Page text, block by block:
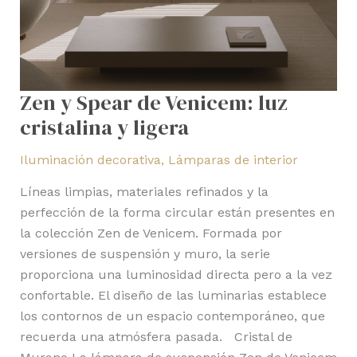
Zen y Spear de Venicem: luz
cristalina y ligera
Iluminación decorativa, Lámparas de interior
Líneas limpias, materiales refinados y la
perfección de la forma circular están presentes en
la colección Zen de Venicem. Formada por
versiones de suspensión y muro, la serie
proporciona una luminosidad directa pero a la vez
confortable. El diseño de las luminarias establece
los contornos de un espacio contemporáneo, que
recuerda una atmósfera pasada. Cristal de